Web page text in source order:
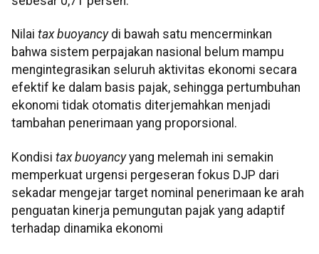
Nilai tax buoyancydi bawah satu mencerminkan
bahwa sistem perpajakan nasional belum mampu
mengintegrasikan seluruh aktivitas ekonomi secara
efektif ke dalam basis pajak, sehingga pertumbuhan
ekonomi tidak otomatis diterjemahkan menjadi
tambahan penerimaan yang proporsional.
Kondisi tax buoyancyyang melemah ini semakin
memperkuat urgensi pergeseran fokus DJP dari
sekadar mengejar target nominal penerimaan ke arah
penguatan kinerja pemungutan pajak yang adaptif
terhadap dinamika ekonomi